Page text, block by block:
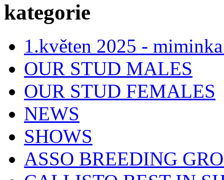
kategorie
1.květen 2025 -
OUR STUD MALES
OUR STUD FEMALES
NEWS
SHOWS
ASSO BREEDING